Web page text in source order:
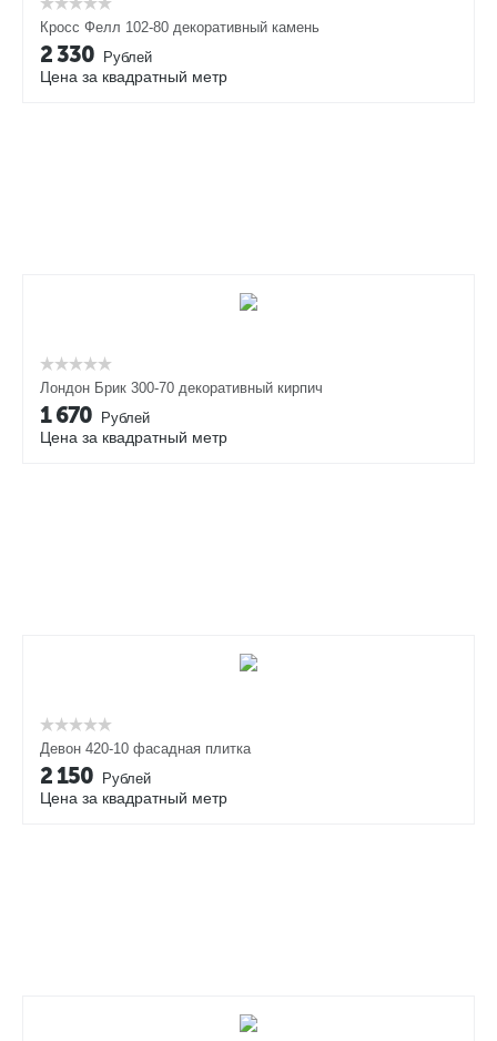
Кросс Фелл 102-80 декоративный камень
2 330 Рублей
Цена за квадратный метр
Лондон Брик 300-70 декоративный кирпич
1 670 Рублей
Цена за квадратный метр
Девон 420-10 фасадная плитка
2 150 Рублей
Цена за квадратный метр